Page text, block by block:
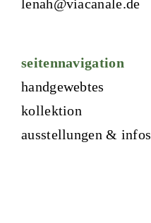
lenah@viacanale.de
seitennavigation
handgewebtes
kollektion
ausstellungen & infos